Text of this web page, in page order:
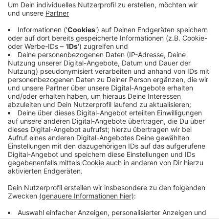
mehr gerettet werden. Der zuständige
Insolvenzverwalter hat am Dienstag die noch
verbliebenen rund 200 Mitarbeiter darüber informiert,
dass der Geschäftsbetrieb endgültig eingestellt wird.
Grund dafür ist, dass kein Käufer gefunden wurde.
Den Mitarbeitern wird jetzt zeitnah gekündigt, heißt
es. Außerdem sollen die restlichen Vermögenswerte
des Unternehmens verwertet werden, um die
Gläubiger bestmöglich zufrieden zu stellen.
Anzeige
Anzeige